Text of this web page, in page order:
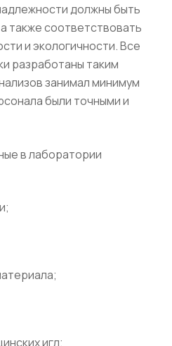
должны быть
также соответствовать
и экологичности. Все
разработаны таким
занимал минимум
были точными и
в лаборатории
игл;